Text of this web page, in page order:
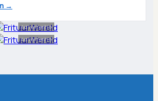
→
Advertentie
Advertentie